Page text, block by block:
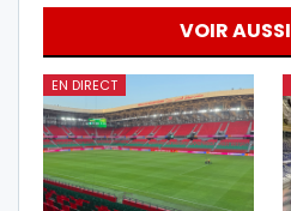
VOIR AUSSI
EN DIRECT